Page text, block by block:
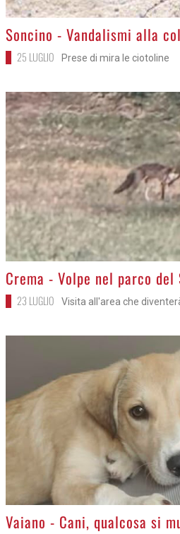
>
Soncino - Vandalismi alla
25 LUGLIO Prese di mira le ciotoline
>
Crema - Volpe nel parco del
23 LUGLIO Visita all'area che
>
Vaiano - Cani, qualcosa si